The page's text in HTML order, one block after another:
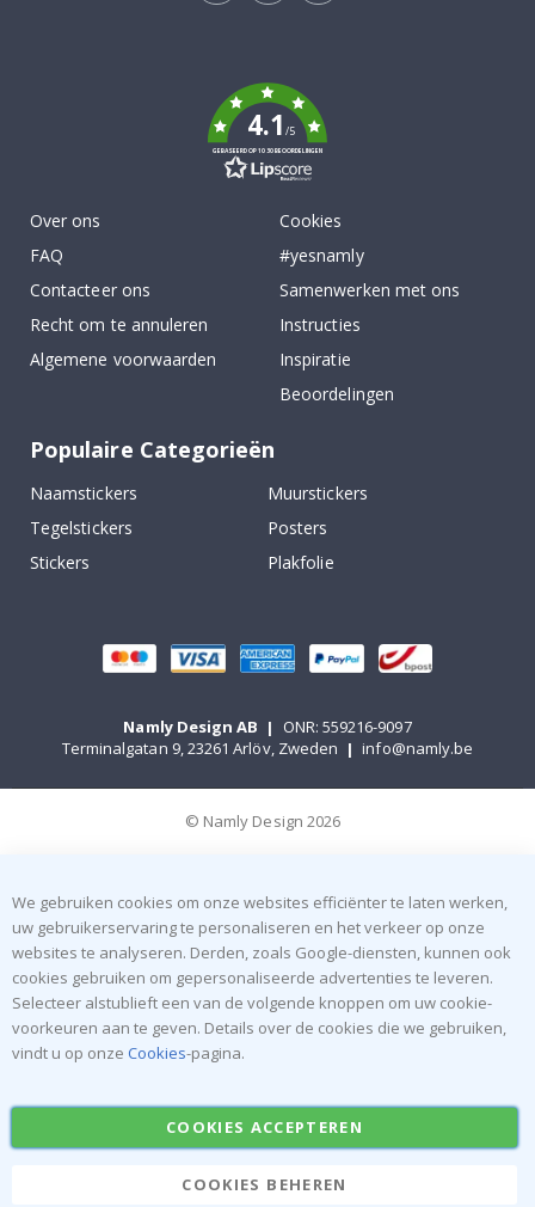
4.1/5
GEBASEERD OP 1030 BEOORDELINGEN
Over ons
FAQ
Contacteer ons
Recht om te annuleren
Algemene voorwaarden
Cookies
#yesnamly
Samenwerken met ons
Instructies
Inspiratie
Beoordelingen
Populaire Categorieën
Naamstickers
Muurstickers
Tegelstickers
Posters
Stickers
Plakfolie
Namly Design AB |
ONR: 559216-9097
Terminalgatan 9, 23261 Arlöv, Zweden | info@namly.be
© Namly Design 2026
We gebruiken cookies om onze websites efficiënter te laten werken,
uw gebruikerservaring te personaliseren en het verkeer op onze
websites te analyseren. Derden, zoals Google-diensten, kunnen ook
cookies gebruiken om gepersonaliseerde advertenties te leveren.
Selecteer alstublieft een van de volgende knoppen om uw cookie-
voorkeuren aan te geven. Details over de cookies die we gebruiken,
vindt u op onze Cookies-pagina.
COOKIES ACCEPTEREN
COOKIES BEHEREN